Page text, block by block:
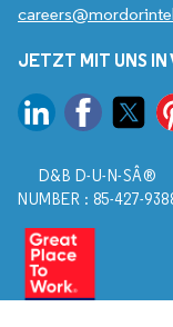
JETZT MIT UNS IN
D&B D-U-N-SÂ®
NUMBER : 85-427-